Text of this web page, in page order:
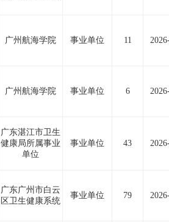
广州航海学院 事业单位 11
广州航海学院 事业单位 6
广东湛江市卫生
健康局所属事业
单位
事业单位 43
广东广州市白云
区卫生健康系统
事业单位 79